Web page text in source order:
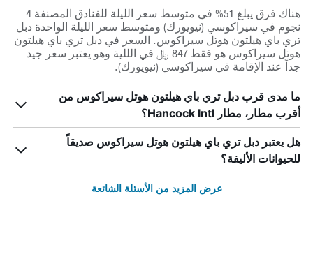
هناك فرق يبلغ 51% في متوسط ​​سعر الليلة للفنادق المصنفة 4
نجوم في سيراكوسي (نيويورك) ومتوسط ​​سعر الليلة الواحدة دبل
تري باي هيلتون هوتل سيراكوس. السعر في دبل تري باي هيلتون
هوتل سيراكوس هو فقط 847 ﷼ في الللية وهو يعتبر سعر جيد
جداً عند الإقامة في سيراكوسي (نيويورك).
ما مدى قرب دبل تري باي هيلتون هوتل سيراكوس من
أقرب مطار، مطار Hancock Intl؟
هل يعتبر دبل تري باي هيلتون هوتل سيراكوس صديقاً
للحيوانات الأليفة؟
عرض المزيد من الأسئلة الشائعة